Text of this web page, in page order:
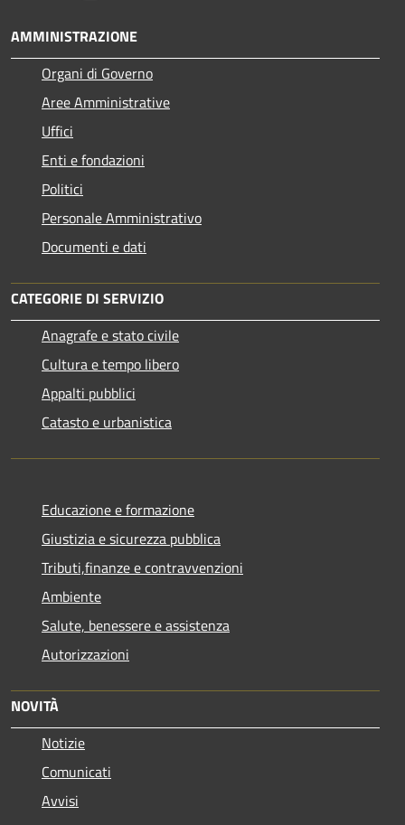
AMMINISTRAZIONE
Organi di Governo
Aree Amministrative
Uffici
Enti e fondazioni
Politici
Personale Amministrativo
Documenti e dati
CATEGORIE DI SERVIZIO
Anagrafe e stato civile
Cultura e tempo libero
Appalti pubblici
Catasto e urbanistica
Educazione e formazione
Giustizia e sicurezza pubblica
Tributi,finanze e contravvenzioni
Ambiente
Salute, benessere e assistenza
Autorizzazioni
NOVITÀ
Notizie
Comunicati
Avvisi